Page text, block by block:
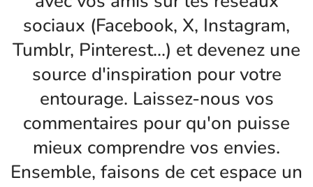
sociaux (Facebook, X, Instagram,
Tumblr, Pinterest...) et devenez une
source d'inspiration pour votre
entourage. Laissez-nous vos
commentaires pour qu'on puisse
mieux comprendre vos envies.
Ensemble, faisons de cet espace un